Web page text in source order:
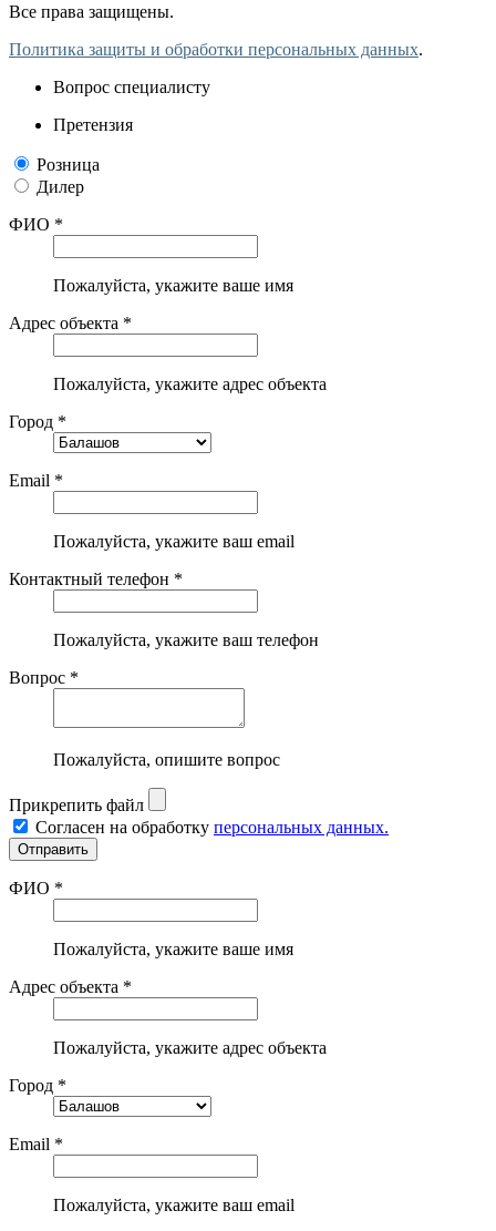
Все права защищены.
Политика защиты и обработки персональных данных.
Вопрос специалисту
Претензия
Розница
Дилер
ФИО *
Пожалуйста, укажите ваше имя
Адрес объекта *
Пожалуйста, укажите адрес объекта
Город *
Email *
Пожалуйста, укажите ваш email
Контактный телефон *
Пожалуйста, укажите ваш телефон
Вопрос *
Пожалуйста, опишите вопрос
Прикрепить файл
Согласен на обработку персональных данных.
ФИО *
Пожалуйста, укажите ваше имя
Адрес объекта *
Пожалуйста, укажите адрес объекта
Город *
Email *
Пожалуйста, укажите ваш email